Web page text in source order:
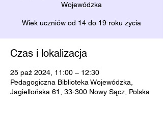
Wojewódzka
Wiek uczniów od 14 do 19 roku życia
Czas i lokalizacja
25 paź 2024, 11:00 – 12:30
Pedagogiczna Biblioteka Wojewódzka,
Jagiellońska 61, 33-300 Nowy Sącz, Polska